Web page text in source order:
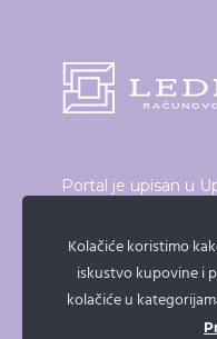
Portal je upisan u
proizvođača
koji vodi Vijeće za
Broj upisa: 21/19
Kolačiće koristimo
iskustvo kupovine i
kolačiće u